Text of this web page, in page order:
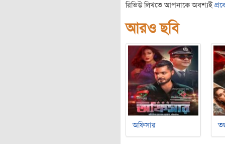
রিভিউ লিখতে আপনাকে অবশ্যই
আরও ছবি
অফিসার